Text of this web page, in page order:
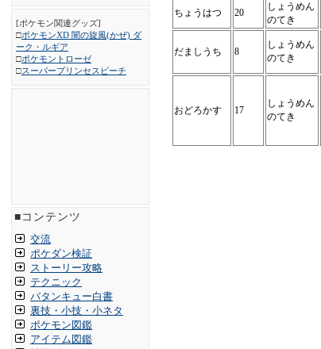
[ポケモン関連グッズ]
□ポケモンXD 闇の旋風(かぜ) ダ
ーク・ルギア
□ポケモントローゼ
□スーパープリンセスピーチ
■コンテンツ
交流
ポケダン検証
ストーリー攻略
テクニック
バタンキュー白書
裏技・小技・小ネタ
ポケモン図鑑
アイテム図鑑
ちょうはつ 20
しょうめん
のてき
だましうち 8
しょうめん
のてき
おどろかす 17
しょうめん
のてき